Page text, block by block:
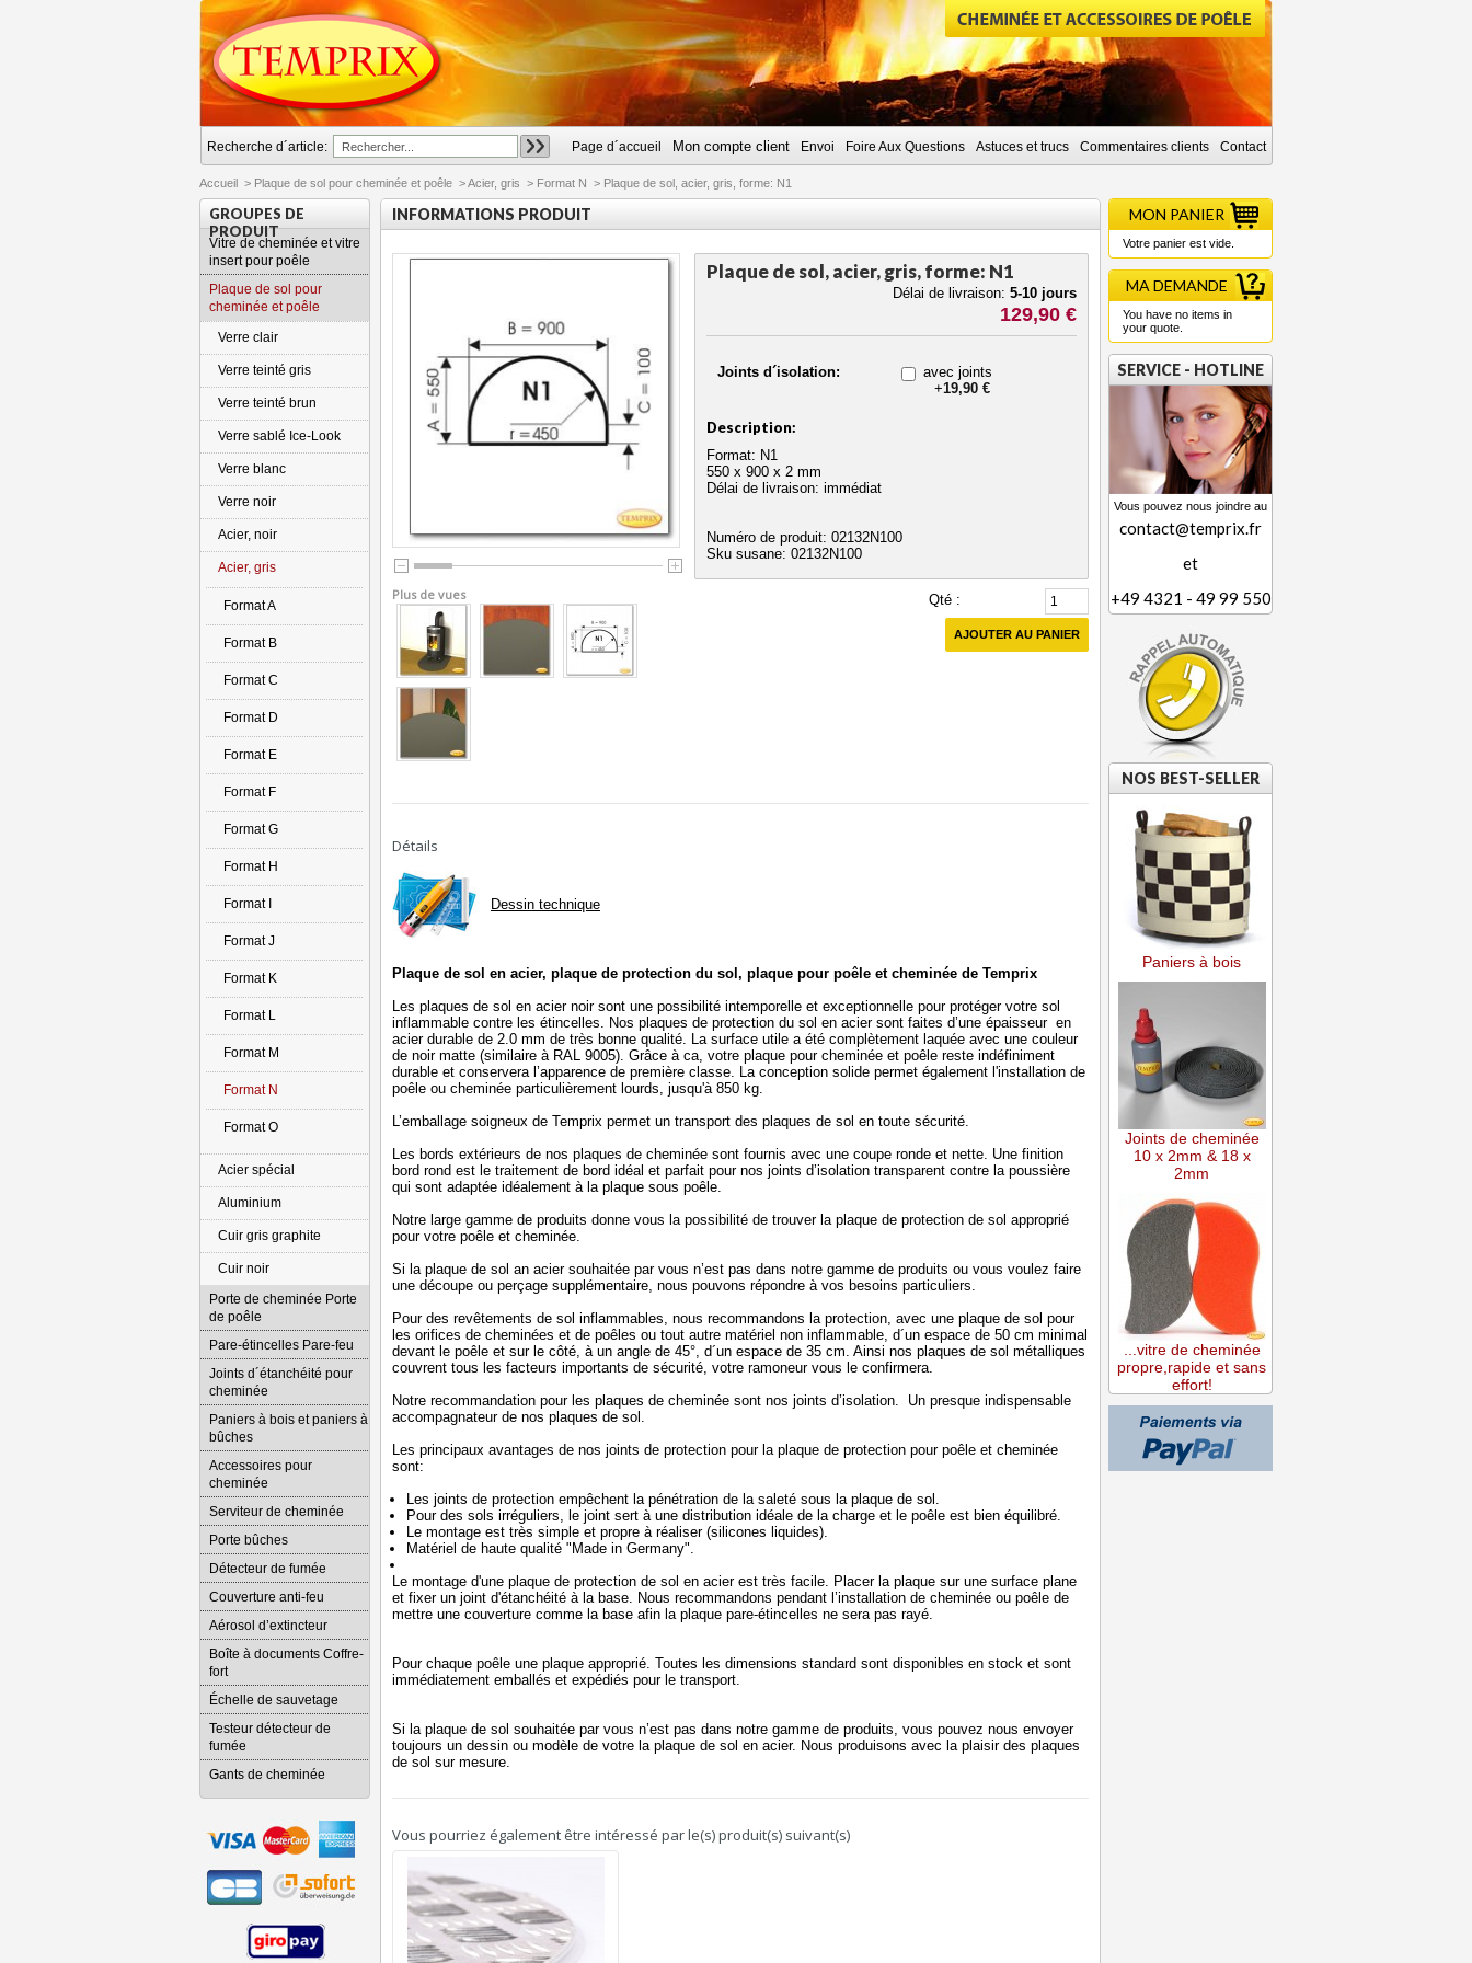
Recherche d´article: CHERCHER
Page d´accueil Mon compte client Envoi Foire Aux Questions Astuces et trucs Commentaires clients Contact
Accueil > Plaque de sol pour cheminée et poêle >Acier, gris > Format N > Plaque de sol, acier, gris, forme: N1
INFORMATIONS PRODUIT
Plus de vues
Plaque de sol, acier, gris, forme: N1
Délai de livraison: 5-10 jours
129,90 €
Joints d´isolation:
avec joints
+19,90 €
Description:
Format: N1
550 x 900 x 2 mm
Délai de livraison: immédiat
Numéro de produit: 02132N100
Sku susane: 02132N100
Qté :
AJOUTER AU PANIER
Détails
Dessin technique
Plaque de sol en acier, plaque de protection du sol, plaque pour poêle et cheminée de Temprix
Les plaques de sol en acier noir sont une possibilité intemporelle et exceptionnelle pour protéger votre sol
inflammable contre les étincelles. Nos plaques de protection du sol en acier sont faites d’une épaisseur en
acier durable de 2.0 mm de très bonne qualité. La surface utile a été complètement laquée avec une couleur
de noir matte (similaire à RAL 9005). Grâce à ca, votre plaque pour cheminée et poêle reste indéfiniment
durable et conservera l’apparence de première classe. La conception solide permet également l'installation de
poêle ou cheminée particulièrement lourds, jusqu'à 850 kg.
L’emballage soigneux de Temprix permet un transport des plaques de sol en toute sécurité.
Les bords extérieurs de nos plaques de cheminée sont fournis avec une coupe ronde et nette. Une finition
bord rond est le traitement de bord idéal et parfait pour nos joints d’isolation transparent contre la poussière
qui sont adaptée idéalement à la plaque sous poêle.
Notre large gamme de produits donne vous la possibilité de trouver la plaque de protection de sol approprié
pour votre poêle et cheminée.
Si la plaque de sol an acier souhaitée par vous n’est pas dans notre gamme de produits ou vous voulez faire
une découpe ou perçage supplémentaire, nous pouvons répondre à vos besoins particuliers.
Pour des revêtements de sol inflammables, nous recommandons la protection, avec une plaque de sol pour
les orifices de cheminées et de poêles ou tout autre matériel non inflammable, d´un espace de 50 cm minimal
devant le poêle et sur le côté, à un angle de 45°, d´un espace de 35 cm. Ainsi nos plaques de sol métalliques
couvrent tous les facteurs importants de sécurité, votre ramoneur vous le confirmera.
Notre recommandation pour les plaques de cheminée sont nos joints d’isolation. Un presque indispensable
accompagnateur de nos plaques de sol.
Les principaux avantages de nos joints de protection pour la plaque de protection pour poêle et cheminée
sont:
Les joints de protection empêchent la pénétration de la saleté sous la plaque de sol.
Pour des sols irréguliers, le joint sert à une distribution idéale de la charge et le poêle est bien équilibré.
Le montage est très simple et propre à réaliser (silicones liquides).
Matériel de haute qualité "Made in Germany".
Le montage d'une plaque de protection de sol en acier est très facile. Placer la plaque sur une surface plane
et fixer un joint d'étanchéité à la base. Nous recommandons pendant l’installation de cheminée ou poêle de
mettre une couverture comme la base afin la plaque pare-étincelles ne sera pas rayé.
Pour chaque poêle une plaque approprié. Toutes les dimensions standard sont disponibles en stock et sont
immédiatement emballés et expédiés pour le transport.
Si la plaque de sol souhaitée par vous n’est pas dans notre gamme de produits, vous pouvez nous envoyer
toujours un dessin ou modèle de votre la plaque de sol en acier. Nous produisons avec la plaisir des plaques
de sol sur mesure.
Vous pourriez également être intéressé par le(s) produit(s) suivant(s)
GROUPES DE
PRODUIT
Vitre de cheminée et vitre
insert pour poêle
Plaque de sol pour
cheminée et poêle
Verre clair
Verre teinté gris
Verre teinté brun
Verre sablé Ice-Look
Verre blanc
Verre noir
Acier, noir
Acier, gris
Format A
Format B
Format C
Format D
Format E
Format F
Format G
Format H
Format I
Format J
Format K
Format L
Format M
Format N
Format O
Acier spécial
Aluminium
Cuir gris graphite
Cuir noir
Porte de cheminée Porte
de poêle
Pare-étincelles Pare-feu
Joints d´étanchéité pour
cheminée
Paniers à bois et paniers à
bûches
Accessoires pour
cheminée
Serviteur de cheminée
Porte bûches
Détecteur de fumée
Couverture anti-feu
Aérosol d’extincteur
Boîte à documents Coffre-
fort
Échelle de sauvetage
Testeur détecteur de
fumée
Gants de cheminée
MON PANIER
Votre panier est vide.
MA DEMANDE
You have no items in
your quote.
SERVICE - HOTLINE
Vous pouvez nous joindre au
contact@temprix.fr
et
+49 4321 - 49 99 550
NOS BEST-SELLER
Paniers à bois
Joints de cheminée
10 x 2mm & 18 x
2mm
...vitre de cheminée
propre,rapide et sans
effort!